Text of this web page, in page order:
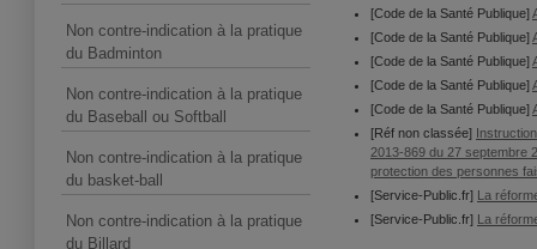
Non contre-indication à la pratique
du Badminton
Non contre-indication à la pratique
du Baseball ou Softball
Non contre-indication à la pratique
du basket-ball
Non contre-indication à la pratique
du Billard
[Code de la Santé Publique]
[Code de la Santé Publique]
[Code de la Santé Publique]
[Code de la Santé Publique]
[Code de la Santé Publique]
[Réf non classée]
2013-869 du 27 septembre
protection des personnes
[Service-Public.fr] La
[Service-Public.fr] La